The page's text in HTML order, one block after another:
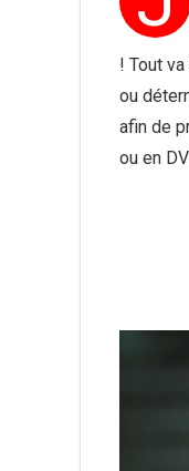
! Tout
ou
afin de
ou en